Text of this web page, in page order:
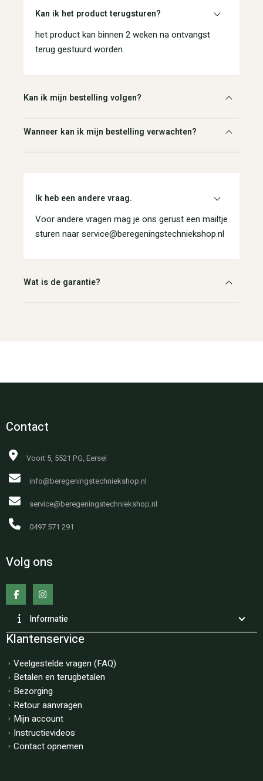
Kan ik het product terugsturen?
het product kan binnen 2 weken na ontvangst
terug gestuurd worden.
Kan ik mijn bestelling volgen?
Wanneer kan ik mijn bestelling verwachten?
Ik heb een andere vraag.
Voor andere vragen mag je ons gerust een mailtje
sturen naar service@beregeningstechniekshop.nl
Wat is de garantie?
Contact
Voort 5, 5521 PG, Eersel
info@beregeningstechniekshop.nl
service@beregeningstechniekshop.nl
0497 571 291
Volg ons
Informatie
Klantenservice
Veelgestelde vragen (FAQ)
Betalen en terugbetalen
Bezorging
Retour aanvragen
Mijn account
Instructievideos
Contact opnemen